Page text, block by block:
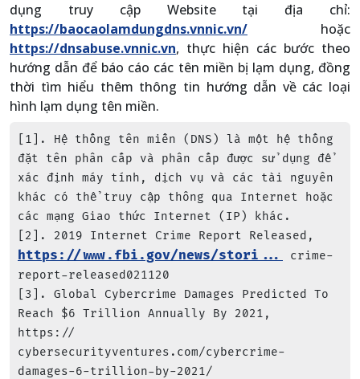
dụng truy cập Website tại địa chỉ:
https://baocaolamdungdns.vnnic.vn/ hoặc
https://dnsabuse.vnnic.vn, thực hiện các bước theo
hướng dẫn để báo cáo các tên miền bị lạm dụng, đồng
thời tìm hiểu thêm thông tin hướng dẫn về các loại
hình lạm dụng tên miền.
[1]. Hệ thống tên miền (DNS) là một hệ thống
đặt tên phân cấp và phân cấp được sử dụng để
xác định máy tính, dịch vụ và các tài nguyên
khác có thể truy cập thông qua Internet hoặc
các mạng Giao thức Internet (IP) khác.
[2]. 2019 Internet Crime Report Released,
https://www.fbi.gov/news/stori...
crime-
report-released021120
[3]. Global Cybercrime Damages Predicted To
Reach $6 Trillion Annually By 2021,
https://
cybersecurityventures.com/cybercrime-
damages-6-trillion-by-2021/